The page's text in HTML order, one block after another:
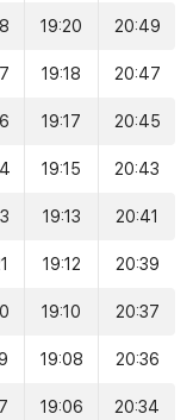
19:20 20:49
19:18 20:47
19:17 20:45
19:15 20:43
19:13 20:41
19:12 20:39
19:10 20:37
19:08 20:36
19:06 20:34